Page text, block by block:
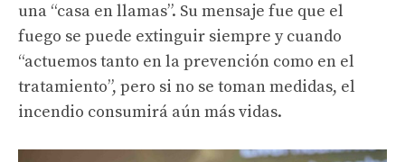
una “casa en llamas”. Su mensaje fue que el
fuego se puede extinguir siempre y cuando
“actuemos tanto en la prevención como en el
tratamiento”, pero si no se toman medidas, el
incendio consumirá aún más vidas.